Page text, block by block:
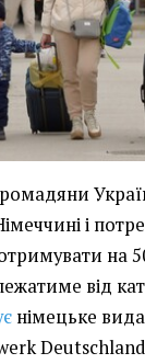
і
на
від
німецьке